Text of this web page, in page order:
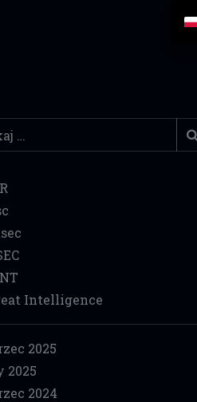
Intelligence
2025
2025
2024